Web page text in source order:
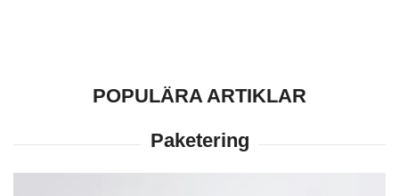
POPULÄRA ARTIKLAR